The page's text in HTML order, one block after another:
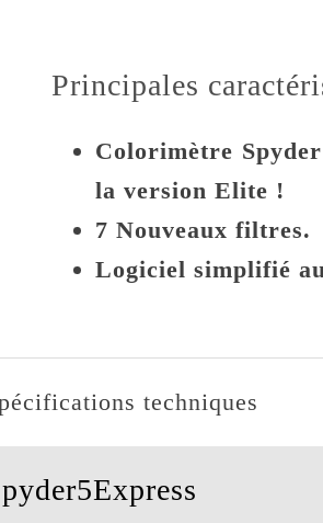
Principales
Colorimètre
la version Elite !
7 Nouveaux filtres.
Logiciel simplifié
techniques